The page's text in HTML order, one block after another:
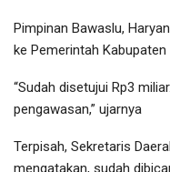
Pimpinan Bawaslu,
ke Pemerintah Kabupaten
“Sudah disetujui Rp3
pengawasan,” ujarnya
Terpisah, Sekretaris
mengatakan, sudah